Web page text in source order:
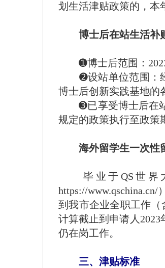
划生活津贴政策的，本
博士后在站生活补
➊博士后范围：2023
➋设站单位范围：经
博士后创新实践基地的
➌已享受博士后在站
规定的政策执行至政策
海外留学生一次性
毕业于QS世界大
https://
到我市企业全职工作（
计算截止到申请人
仍在岗工作。
三、津贴标准